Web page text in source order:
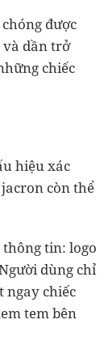
được
và dần trở
chiếc
hiệu xác
còn thể
tin: logo
dùng chỉ
ngay chiếc
tem bên